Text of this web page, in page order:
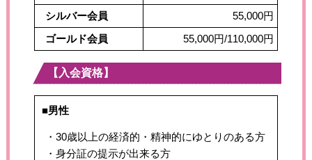
シルバー会員 55,000円
ゴールド会員 55,000円/110,000円
【入会資格】
■男性
・30歳以上の経済的・精神的にゆとりのある方
・身分証の提示が出来る方